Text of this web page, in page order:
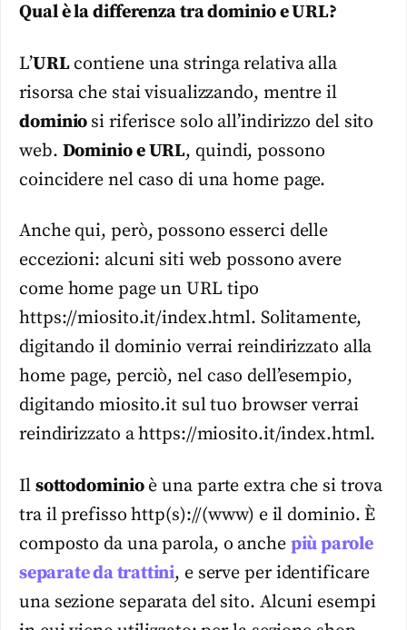
Qual è la differenza tra dominio e URL?
L’URLcontiene una stringa relativa alla
risorsa che stai visualizzando, mentre il
dominio si riferisce solo all’indirizzo del sito
web. Dominio e URL, quindi, possono
coincidere nel caso di una home page.
Anche qui, però, possono esserci delle
eccezioni: alcuni siti web possono avere
come home page un URL tipo
https://miosito.it/index.html. Solitamente,
digitando il dominio verrai reindirizzato alla
home page, perciò, nel caso dell’esempio,
digitando miosito.it sul tuo browser verrai
reindirizzato a https://miosito.it/index.html.
Il sottodominioè una parte extra che si trova
tra il prefisso http(s)://(www) e il dominio. È
composto da una parola, o anche più parole
separate da trattini, e serve per identificare
una sezione separata del sito. Alcuni esempi